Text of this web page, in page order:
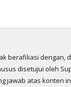
berafiliasi dengan,
disetujui oleh
jawab atas konten